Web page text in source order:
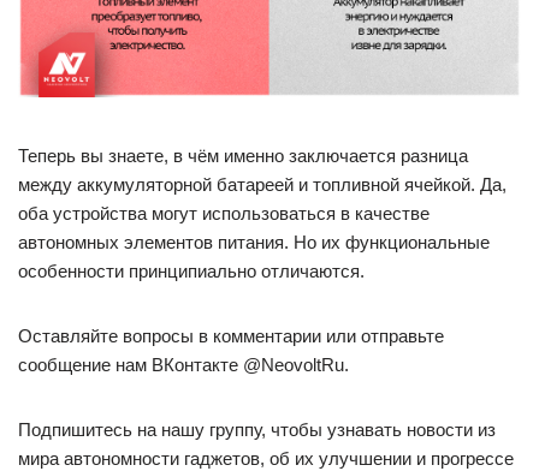
Теперь вы знаете, в чём именно заключается разница
между аккумуляторной батареей и топливной ячейкой. Да,
оба устройства могут использоваться в качестве
автономных элементов питания. Но их функциональные
особенности принципиально отличаются.
Оставляйте вопросы в комментарии или отправьте
сообщение нам ВКонтакте @NeovoltRu.
Подпишитесь на нашу группу, чтобы узнавать новости из
мира автономности гаджетов, об их улучшении и прогрессе